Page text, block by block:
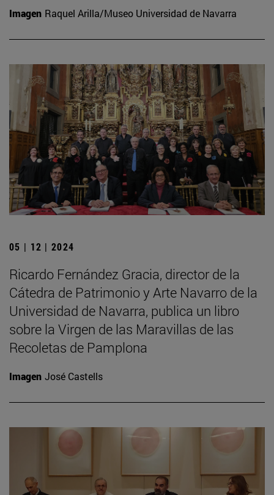
Imagen Raquel Arilla/Museo Universidad de Navarra
05 | 12 | 2024
Ricardo Fernández Gracia, director de la
Cátedra de Patrimonio y Arte Navarro de la
Universidad de Navarra, publica un libro
sobre la Virgen de las Maravillas de las
Recoletas de Pamplona
Imagen José Castells